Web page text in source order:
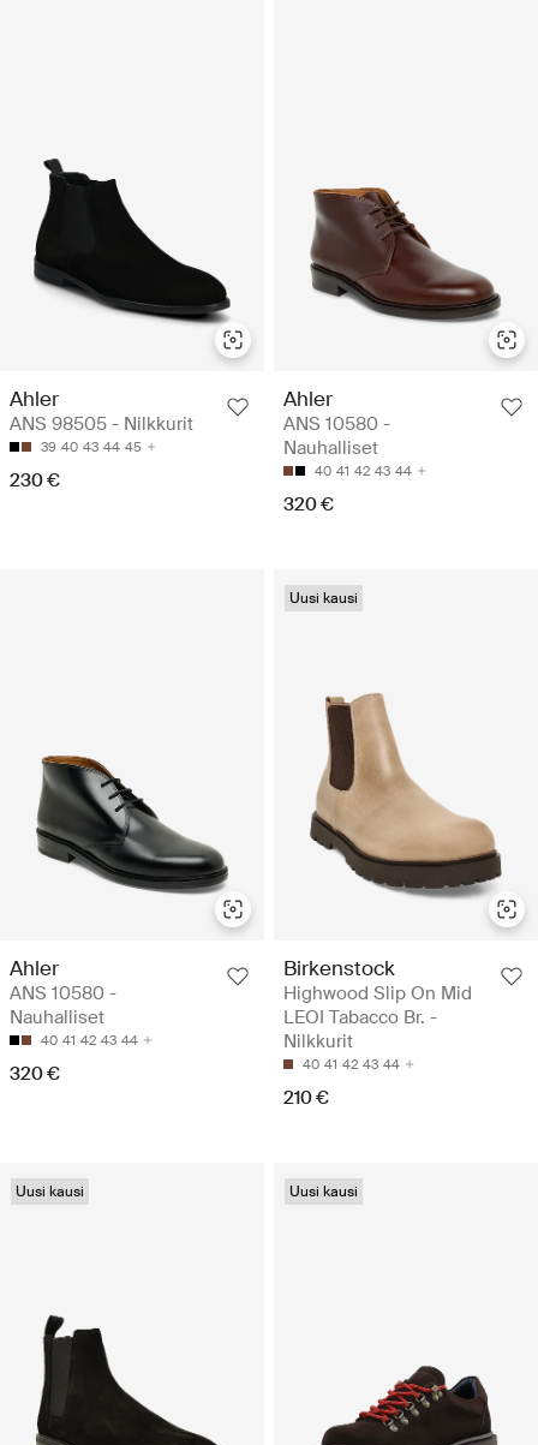
Ahler
ANS 98505 - Nilkkurit
39 40 43 44 45
230 €
Ahler
ANS 10580 -
Nauhalliset
40 41 42 43 44
320 €
Ahler
ANS 10580 -
Nauhalliset
40 41 42 43 44
320 €
Uusi kausi
Birkenstock
Highwood Slip On Mid
LEOI Tabacco Br. -
Nilkkurit
40 41 42 43 44
210 €
Uusi kausi Uusi kausi